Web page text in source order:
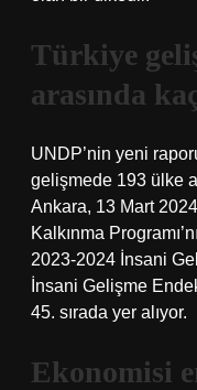
Türkiye
arasında
UNDP’nin yeni
gelişmede 193 ülke
Ankara, 13 Mart
Kalkınma
2023-2024 İnsani
İnsani Gelişme
45. sırada yer alıyor.
Ekonomisi